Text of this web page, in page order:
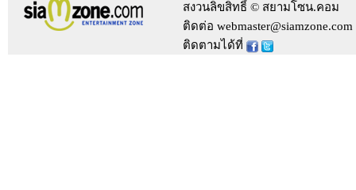
สงวนลิขสิทธิ์ © สยามโซน.คอม
ติดต่อ webmaster@siamzone.com
ติดตามได้ที่